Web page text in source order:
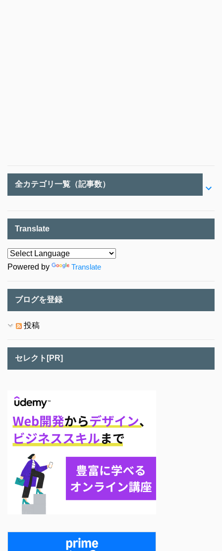
全カテゴリ一覧（記事数）
Translate
Powered by Translate
ブログを登録
投稿
セレクト[PR]